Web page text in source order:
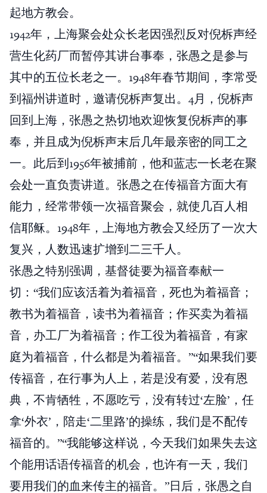
起地方教会。
1942年，上海聚会处众长老因强烈反对倪柝声经
营生化药厂而暂停其讲台事奉，张愚之是参与
其中的五位长老之一。1948年春节期间，李常受
到福州讲道时，邀请倪柝声复出。4月，倪柝声
回到上海，张愚之热切地欢迎恢复倪柝声的事
奉，并且成为倪柝声末后几年最亲密的同工之
一。此后到1956年被捕前，他和蓝志一长老在聚
会处一直负责讲道。张愚之在传福音方面大有
能力，经常带领一次福音聚会，就使几百人相
信耶稣。1948年，上海地方教会又经历了一次大
复兴，人数迅速扩增到二三千人。
张愚之特别强调，基督徒要为福音奉献一
切：“我们应该活着为着福音，死也为着福音；
教书为着福音，读书为着福音；作买卖为着福
音，办工厂为着福音；作工役为着福音，有家
庭为着福音，什么都是为着福音。”“如果我们要
传福音，在行事为人上，若是没有爱，没有恩
典，不肯牺牲，不愿吃亏，没有转过‘左脸’，任
拿‘外衣’，陪走‘二里路’的操练，我们是不配传
福音的。”“我能够这样说，今天我们如果失去这
个能用话语传福音的机会，也许有一天，我们
要用我们的血来传主的福音。”日后，张愚之自